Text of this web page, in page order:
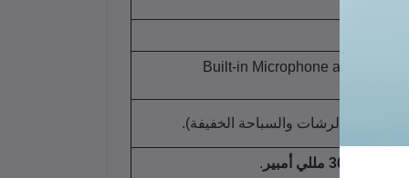
، تدعم إجراء واستقبال المكالمات مباشرة من الساعة (Built-in Microphone and
للتعرق والرشات والسباحة الخفيفة).
300 مللي أمبير .